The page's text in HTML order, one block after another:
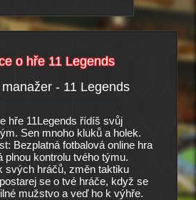
o hře 11 Legends
- 11 Legends
hře 11Legends řídíš svůj
Sen mnoho kluků a holek.
Bezplatná fotbalová online hra
plnou kontrolu tvého týmu.
svých hráčů, změn taktiku
se o tvé hráče, když se
mužstvo a veď ho k výhře.
Je to
skoro
velkou
Vedení